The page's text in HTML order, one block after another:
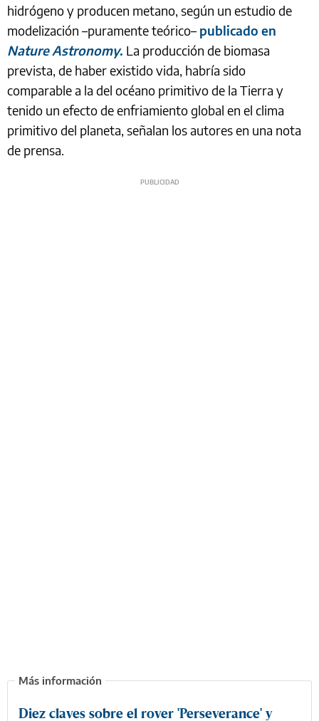
hidrógeno y producen metano, según un estudio de
modelización –puramente teórico–publicado en
Nature Astronomy. La producción de biomasa
prevista, de haber existido vida, habría sido
comparable a la del océano primitivo de la Tierra y
tenido un efecto de enfriamiento global en el clima
primitivo del planeta, señalan los autores en una nota
de prensa.
Diez claves sobre el rover 'Perseverance' y